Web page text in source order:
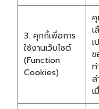
3. คุกกี้เพื่อการ
ใช้งานเว็บไซต์
(Function
Cookies)
คุ
เ
เ
ข
ท่
ล่
เ